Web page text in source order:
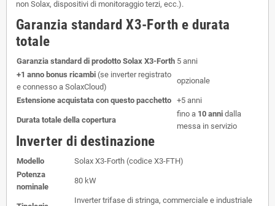
non Solax, dispositivi di monitoraggio terzi, ecc.).
Garanzia standard X3-Forth e durata
totale
Garanzia standard di prodotto Solax X3-Forth 5 anni
+1 anno bonus ricambi (se inverter registrato
e connesso a SolaxCloud)
opzionale
Estensione acquistata con questo pacchetto +5 anni
Durata totale della copertura
fino a 10 anni dalla
messa in servizio
Inverter di destinazione
Modello
Solax X3-Forth (codice X3-FTH)
Potenza
nominale
80 kW
Inverter trifase di stringa, commerciale e industriale